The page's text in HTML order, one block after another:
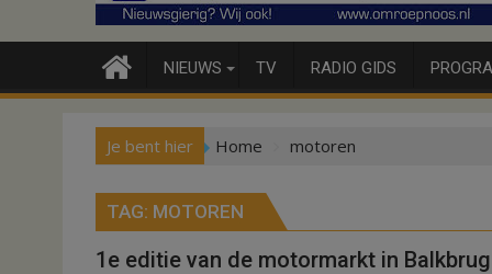
NIEUWS TV RADIO GIDS
Je bent hier Home motoren
TAG: MOTOREN
1e editie van de motormarkt in